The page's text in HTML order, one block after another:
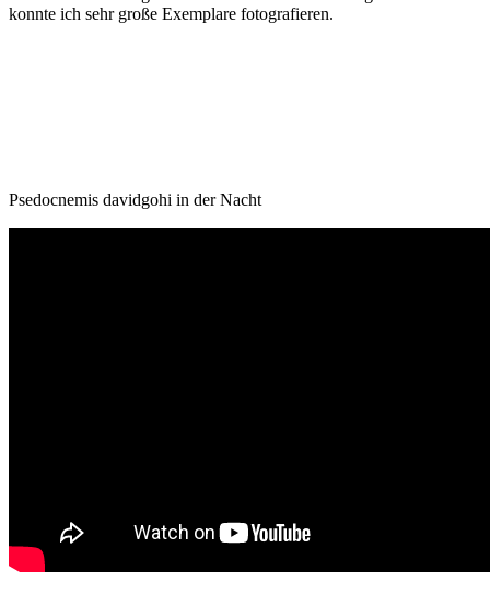
konnte ich sehr große Exemplare fotografieren.
Psedocnemis davidgohi in der Nacht